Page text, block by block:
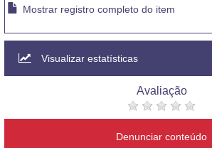
Mostrar registro completo do item
Visualizar estatísticas
Avaliação
Denunciar conteúdo